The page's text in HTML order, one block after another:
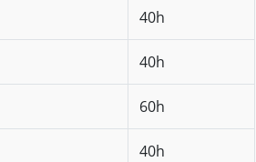
40h
40h
60h
40h